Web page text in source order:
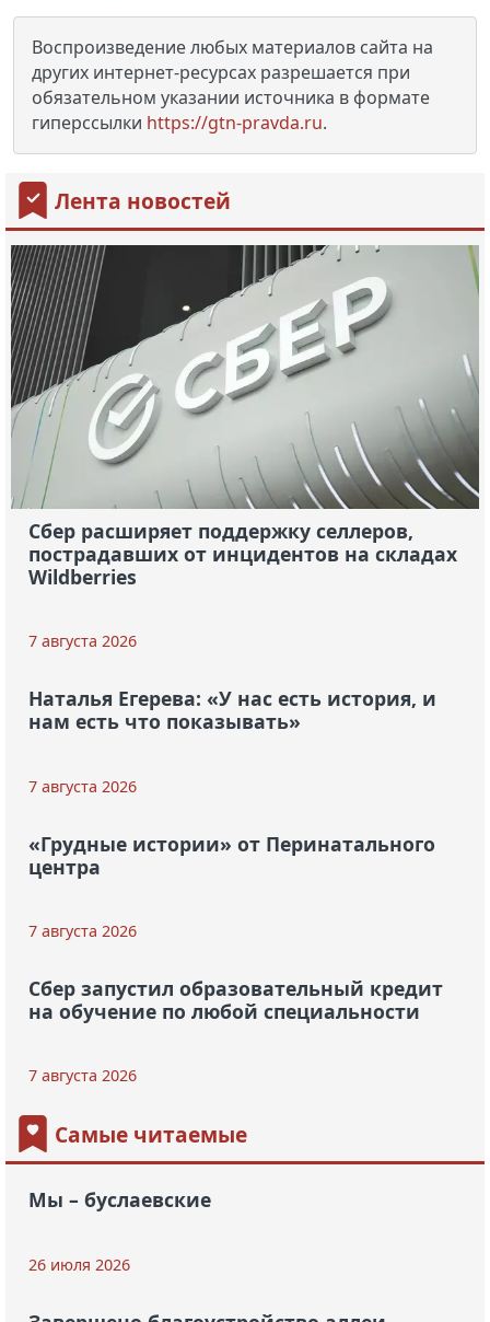
Воспроизведение любых материалов сайта на
других интернет-ресурсах разрешается при
обязательном указании источника в формате
гиперссылки https://gtn-pravda.ru.
Лента новостей
Сбер расширяет поддержку селлеров,
пострадавших от инцидентов на складах
Wildberries
7 августа 2026
Наталья Егерева: «У нас есть история, и
нам есть что показывать»
7 августа 2026
«Грудные истории» от Перинатального
центра
7 августа 2026
Сбер запустил образовательный кредит
на обучение по любой специальности
7 августа 2026
Самые читаемые
Мы – буслаевские
26 июля 2026